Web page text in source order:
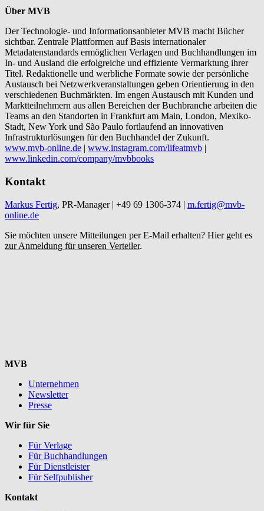
Über MVB
Der Technologie- und Informationsanbieter MVB macht Bücher
sichtbar. Zentrale Plattformen auf Basis internationaler
Metadatenstandards ermöglichen Verlagen und Buchhandlungen im
In- und Ausland die erfolgreiche und effiziente Vermarktung ihrer
Titel. Redaktionelle und werbliche Formate sowie der persönliche
Austausch bei Netzwerkveranstaltungen geben Orientierung in den
verschiedenen Buchmärkten. Im engen Austausch mit Kunden und
Marktteilnehmern aus allen Bereichen der Buchbranche arbeiten die
Teams an den Standorten in Frankfurt am Main, London, Mexiko-
Stadt, New York und São Paulo fortlaufend an innovativen
Infrastrukturlösungen für den Buchhandel der Zukunft.
www.mvb-online.de | www.instagram.com/lifeatmvb |
www.linkedin.com/company/mvbbooks
Kontakt
Markus Fertig, PR-Manager | +49 69 1306-374 | m.fertig@mvb-
online.de
Sie möchten unsere Mitteilungen per E-Mail erhalten? Hier geht es
zur Anmeldung für unseren Verteiler.
MVB
Unternehmen
Newsletter
Presse
Wir für Sie
Für Verlage
Für Buchhandlungen
Für Dienstleister
Für Selfpublisher
Kontakt